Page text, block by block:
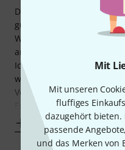
Mit
Mit unseren
fluffiges
dazugehört bieten.
passende
und das Merken von
Die Kante des Pickguards
gut sichtbare
Wahlschalter ist
an den Potikappen.
Ich habe auch schon das
welches sich viel
Vorfreude war groß und
Enttäuschung. Das das
Mehr anzeigen